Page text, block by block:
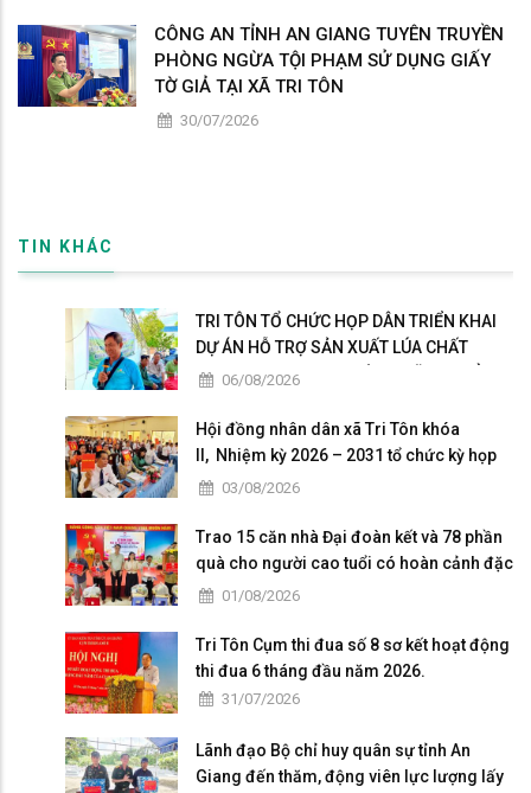
CÔNG AN TỈNH AN GIANG TUYÊN TRUYỀN
PHÒNG NGỪA TỘI PHẠM SỬ DỤNG GIẤY
TỜ GIẢ TẠI XÃ TRI TÔN
30/07/2026
TIN KHÁC
TRI TÔN TỔ CHỨC HỌP DÂN TRIỂN KHAI
DỰ ÁN HỖ TRỢ SẢN XUẤT LÚA CHẤT
LƯỢNG CAO THEO HƯỚNG HỮU CƠ VÀ
06/08/2026
Hội đồng nhân dân xã Tri Tôn khóa
II, Nhiệm kỳ 2026 – 2031 tổ chức kỳ họp
thứ 4 giữa năm 2026
03/08/2026
Trao 15 căn nhà Đại đoàn kết và 78 phần
quà cho người cao tuổi có hoàn cảnh đặc
biệt khó khăn tại xã Tri Tôn.
01/08/2026
Tri Tôn Cụm thi đua số 8 sơ kết hoạt động
thi đua 6 tháng đầu năm 2026.
31/07/2026
Lãnh đạo Bộ chỉ huy quân sự tỉnh An
Giang đến thăm, động viên lực lượng lấy